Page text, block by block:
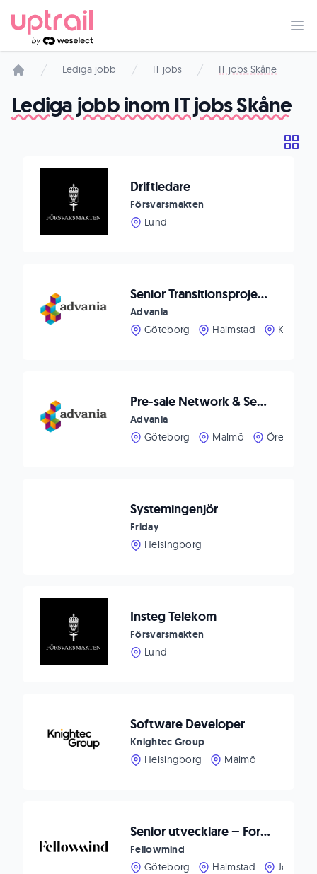
Lediga jobb IT jobs IT jobs Skåne
Lediga jobb inom IT jobs Skåne
Driftledare
Försvarsmakten
Lund
Senior Transitionsprojektledare
Advania
Göteborg
Halmstad Karlstad
Pre-sale Network & Security
Advania
Göteborg
Malmö Örebro
Systemingenjör
Friday
Helsingborg
Insteg Telekom
Försvarsmakten
Lund
Software Developer
Knightec Group
Helsingborg
Malmö
Senior utvecklare – Forma framtidens CRM-upplevelser hos Fellowmind
Fellowmind
Göteborg
Halmstad